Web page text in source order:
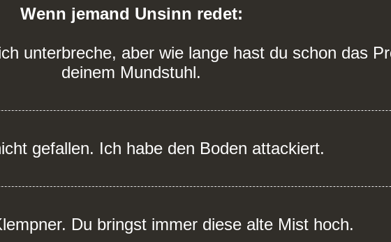
Wenn jemand Unsinn redet:
unterbreche, aber wie lange hast du schon das
deinem Mundstuhl.
gefallen. Ich habe den Boden attackiert.
Du bringst immer diese alte Mist hoch.